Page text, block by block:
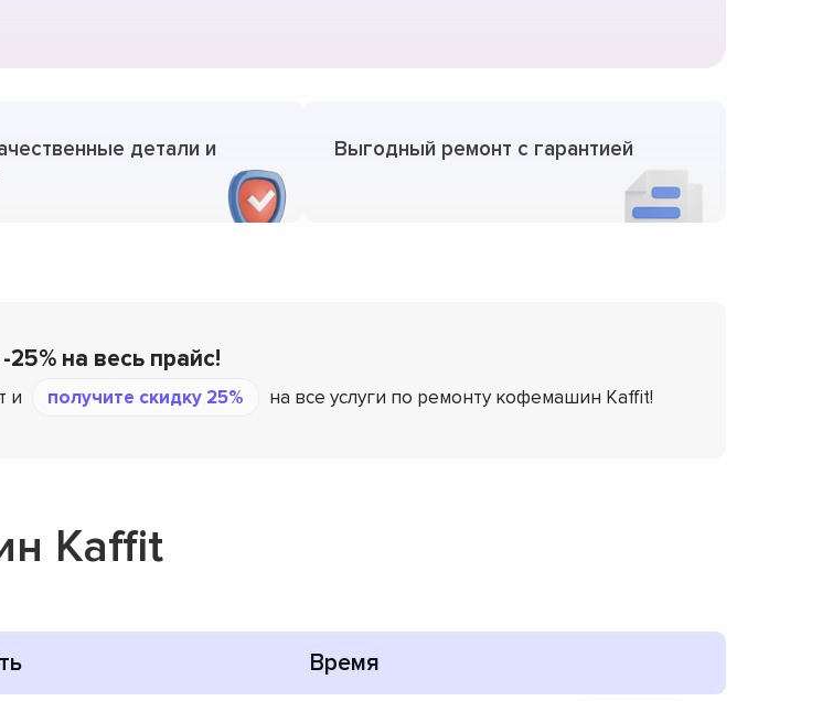
детали и
Выгодный ремонт с гарантией
на весь прайс!
и получите скидку 25% на все услуги по ремонту кофемашин Kaffit!
Kaffit
Время